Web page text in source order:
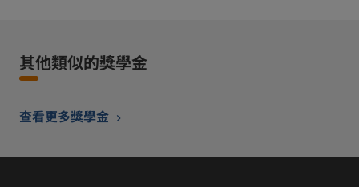
其他類似的獎學金
查看更多獎學金